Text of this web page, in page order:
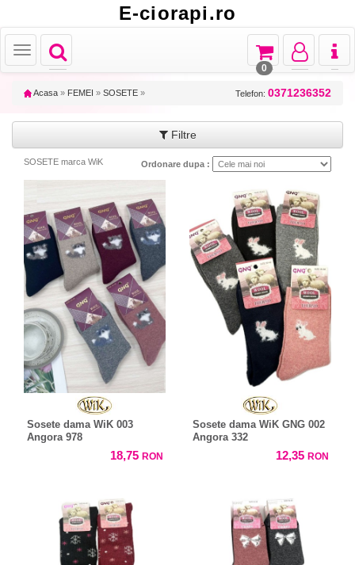
E-ciorapi.ro
Toggle
navigation
Toggle
Toggle
navigation
Toggle
navigation
Toggle
navigation
0
Acasa » FEMEI » SOSETE » Telefon: 0371236352
Filtre
SOSETE marca WiK Ordonare dupa :
Sosete dama WiK 003
Angora 978
18,75 RON
Sosete dama WiK GNG 002
Angora 332
12,35 RON